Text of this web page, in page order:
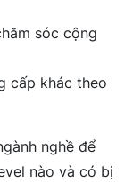
sóc cộng
cấp khác theo
nghề để
nào và có bị